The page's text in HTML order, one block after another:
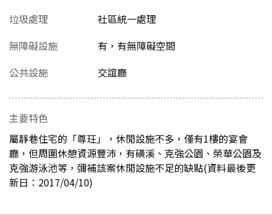
垃圾處理
社區統一處理
無障礙設施
有，有無障礙空間
公共設施
交誼廳
主要特色
屬靜巷住宅的「尊玨」，休閒設施不多，僅有1樓的宴會
廳，但周圍休憩資源豐沛，有磺溪、克強公園、榮華公園及
克強游泳池等，彌補該案休閒設施不足的缺點(資料最後更
新日：2017/04/10)